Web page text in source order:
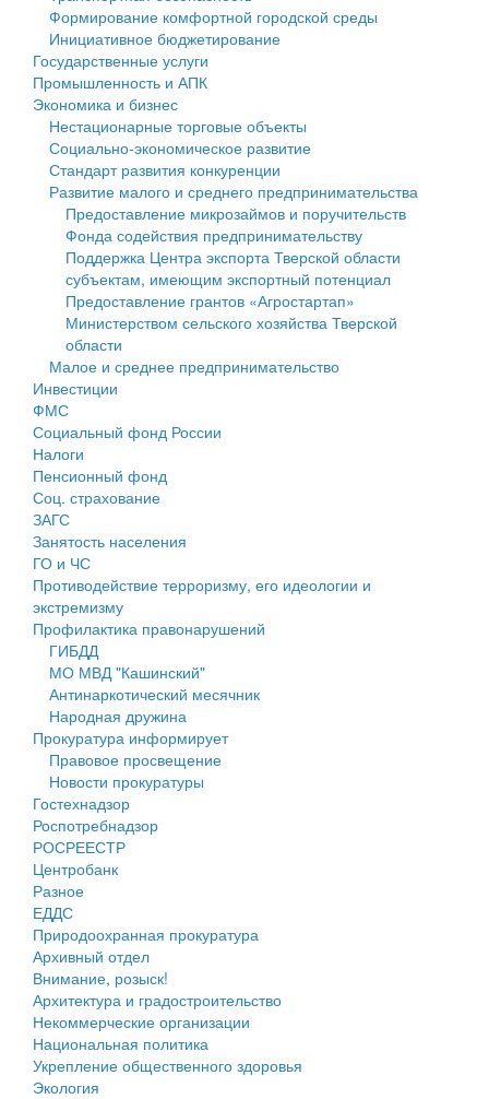
Государственные услуги
Промышленность и АПК
Экономика и бизнес
Символика
Устав
Гостям округа
Туризм
Культура
Образование
Здравоохранение
Социальная защита
Фотоальбом
муниципального округа Тверской области
Администрация Кашинского муниципального округа
Тверской области
Управление сельскими территориями
Открытые данные
Работа с обращениями граждан
Муниципальный контроль
Муниципальные услуги
Проекты административных регламентов
Антимонопольный комплаенс
Противодействие коррупции
Финансовое управление
Бюджет для граждан
Имущество
Выявление правообладателей ранее учтенных
объектов недвижимости
Имущественная поддержка субъектов малого и
среднего предпринимательства
Информационная поддержка субъектов малого и
среднего предпринимательства
Муниципальные программы
Контрольно-счетная палата
Персональные данные
Оценка регулирующего воздействия
Деятельность МУ
Нормативы градостроительного проектирования
Правила землепользования и застройки
Генеральные планы
Проекты планировки территории
Собрание депутатов
Городское поселение
Сельские поселения
Формирование комфортной городской среды
Инициативное бюджетирование
Государственные услуги
Промышленность и АПК
Экономика и бизнес
Нестационарные торговые объекты
Социально-экономическое развитие
Стандарт развития конкуренции
Развитие малого и среднего предпринимательства
Предоставление микрозаймов и поручительств
Фонда содействия предпринимательству
Поддержка Центра экспорта Тверской области
субъектам, имеющим экспортный потенциал
Предоставление грантов «Агростартап»
Министерством сельского хозяйства Тверской
области
Малое и среднее предпринимательство
Инвестиции
ФМС
Социальный фонд России
Налоги
Пенсионный фонд
Соц. страхование
ЗАГС
Занятость населения
ГО и ЧС
Противодействие терроризму, его идеологии и
экстремизму
Профилактика правонарушений
ГИБДД
МО МВД "Кашинский"
Антинаркотический месячник
Народная дружина
Прокуратура информирует
Правовое просвещение
Новости прокуратуры
Гостехнадзор
Роспотребнадзор
РОСРЕЕСТР
Центробанк
Разное
ЕДДС
Природоохранная прокуратура
Архивный отдел
Внимание, розыск!
Архитектура и градостроительство
Некоммерческие организации
Национальная политика
Укрепление общественного здоровья
Экология